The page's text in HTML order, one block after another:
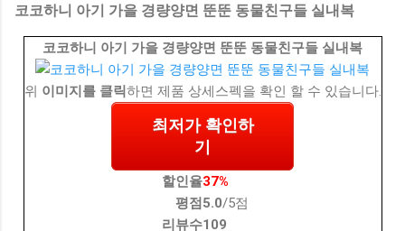
코코하니 아기 가을 경량양면 뚠뚠 동물친구들 실내복
코코하니 아기 가을 경량양면 뚠뚠 동물친구들 실내복
위 이미지를 클릭하면 제품 상세스펙을 확인 할 수 있습니다.
최저가 확인하
기
할인율37%
평점 5.0/5점
리뷰수109